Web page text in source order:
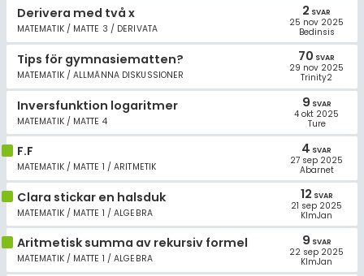
Derivera med två x
MATEMATIK / MATTE 3 / DERIVATA
2 SVAR
25 nov 2025
Bedinsis
Tips för gymnasiematten?
MATEMATIK / ALLMÄNNA DISKUSSIONER
70 SVAR
29 nov 2025
Trinity2
Inversfunktion logaritmer
MATEMATIK / MATTE 4
9 SVAR
4 okt 2025
Ture
F.F
MATEMATIK / MATTE 1 / ARITMETIK
4 SVAR
27 sep 2025
Abarnet
Clara stickar en halsduk
MATEMATIK / MATTE 1 / ALGEBRA
12 SVAR
21 sep 2025
KlmJan
Aritmetisk summa av rekursiv formel
MATEMATIK / MATTE 1 / ALGEBRA
9 SVAR
22 sep 2025
KlmJan